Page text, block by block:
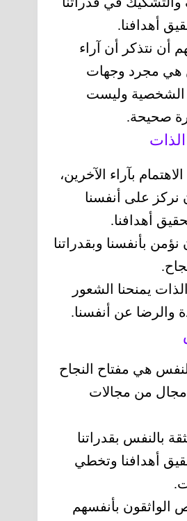
أهدافنا.
أن نتذكر أن آراء
هي مجرد وجهات
وليست
صحيحة.
بآراء الآخرين،
على أنفسنا
أهدافنا.
بأنفسنا وبقدراتنا
يمنحنا الشعور
والرضا عن أنفسنا.
هي مفتاح النجاح
من مجالات
بالنفس بقدراتنا
أهدافنا وتخطي
الواثقون بأنفسهم